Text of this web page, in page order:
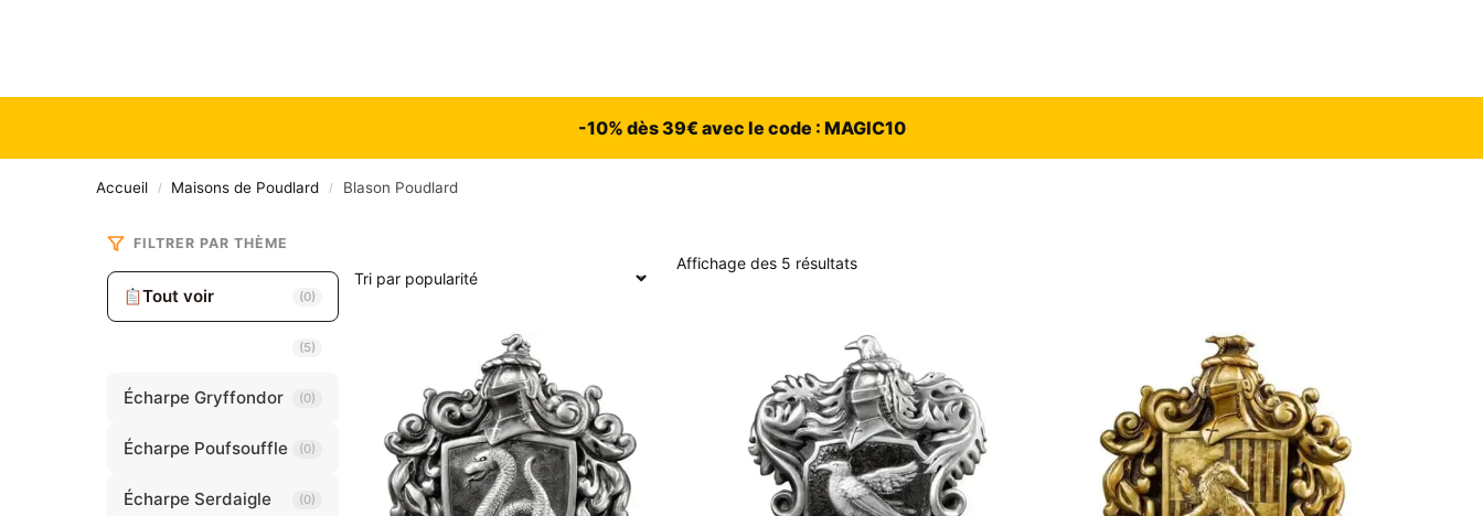
-10% dès 39€ avec le code : MAGIC10
Accueil / Maisons de Poudlard / Blason Poudlard
Affichage des 5 résultats
FILTRER PAR THÈME
Tout voir (0)
(5)
Écharpe Gryffondor (0)
Écharpe Poufsouffle (0)
Écharpe Serdaigle (0)